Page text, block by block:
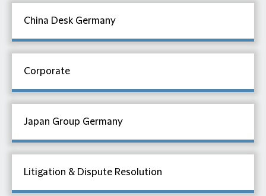
China Desk Germany
Corporate
Japan Group Germany
Litigation & Dispute Resolution